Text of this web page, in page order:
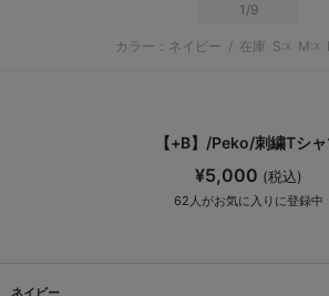
1 /9
カラー：ネイビー / 在庫 S:☓ M:☓
【+B】/Peko/刺繍Tシ
¥5,000 (税込)
62 人がお気に入りに登録中